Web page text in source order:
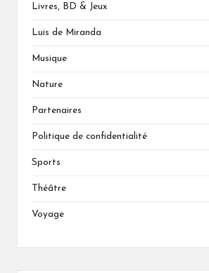
Livres, BD & Jeux
Luis de Miranda
Musique
Nature
Partenaires
Politique de confidentialité
Sports
Théâtre
Voyage